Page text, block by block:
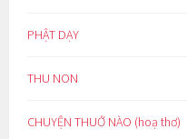
PHẬT DẠY
THU NON
CHUYỆN THUỞ NÀO (hoạ thơ)